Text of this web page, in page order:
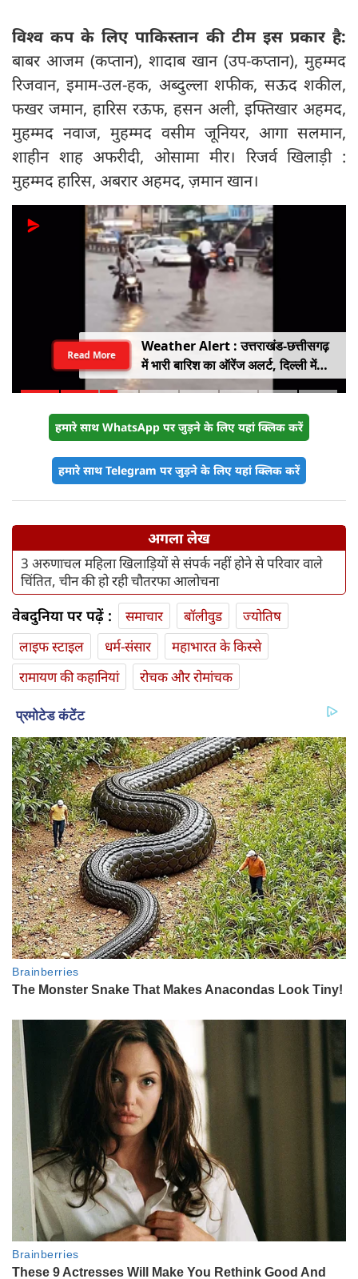
विश्व कप के लिए पाकिस्तान की टीम इस प्रकार है:
बाबर आजम (कप्तान), शादाब खान (उप-कप्तान), मुहम्मद
रिजवान, इमाम-उल-हक, अब्दुल्ला शफीक, सऊद शकील,
फखर जमान, हारिस रऊफ, हसन अली, इफ्तिखार अहमद,
मुहम्मद नवाज, मुहम्मद वसीम जूनियर, आगा सलमान,
शाहीन शाह अफरीदी, ओसामा मीर। रिजर्व खिलाड़ी :
मुहम्मद हारिस, अबरार अहमद, ज़मान खान।
Weather Alert : उत्तराखंड-छत्तीसगढ़
में भारी बारिश का ऑरेंज अलर्ट, दिल्ली में
हल्की बारिश, जानें IMD का ताजा अपडेट
Read More
हमारे साथ WhatsApp पर जुड़ने के लिए यहां क्लिक करें
हमारे साथ Telegram पर जुड़ने के लिए यहां क्लिक करें
अगला लेख
3 अरुणाचल महिला खिलाड़ियों से संपर्क नहीं होने से परिवार वाले
चिंतित, चीन की हो रही चौतरफा आलोचना
वेबदुनिया पर पढ़ें : समाचार बॉलीवुड
ज्योतिष
लाइफ स्‍टाइल
धर्म-संसार
महाभारत के किस्से
रामायण की कहानियां
रोचक और रोमांचक